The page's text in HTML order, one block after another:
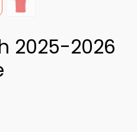
2025-2026